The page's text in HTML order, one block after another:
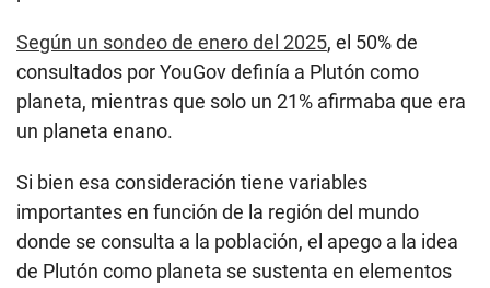
Según un sondeo de enero del 2025, el 50% de
consultados por YouGov definía a Plutón como
planeta, mientras que solo un 21% afirmaba que era
un planeta enano.
Si bien esa consideración tiene variables
importantes en función de la región del mundo
donde se consulta a la población, el apego a la idea
de Plutón como planeta se sustenta en elementos